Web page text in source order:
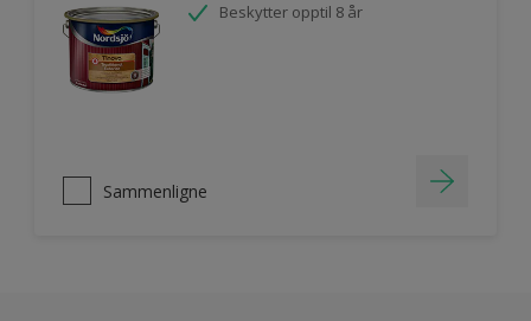
Beskytter opptil 8 år
Sammenligne